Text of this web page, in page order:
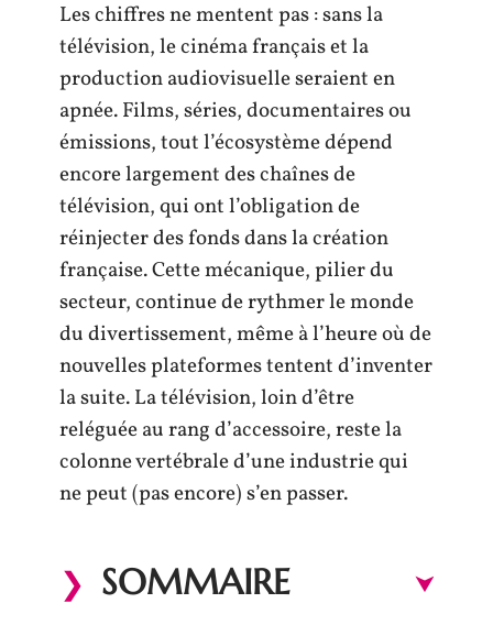
Les chiffres ne mentent pas : sans la
télévision, le cinéma français et la
production audiovisuelle seraient en
apnée. Films, séries, documentaires ou
émissions, tout l’écosystème dépend
encore largement des chaînes de
télévision, qui ont l’obligation de
réinjecter des fonds dans la création
française. Cette mécanique, pilier du
secteur, continue de rythmer le monde
du divertissement, même à l’heure où de
nouvelles plateformes tentent d’inventer
la suite. La télévision, loin d’être
reléguée au rang d’accessoire, reste la
colonne vertébrale d’une industrie qui
ne peut (pas encore) s’en passer.
SOMMAIRE